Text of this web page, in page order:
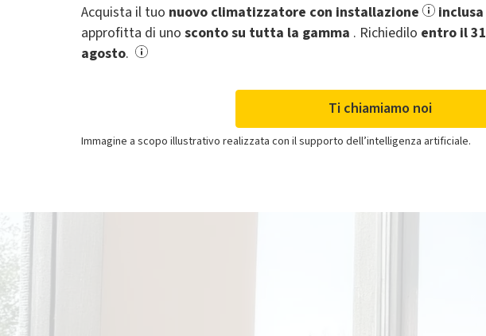
Acquista il tuo nuovo climatizzatore con installazione inclusa
approfitta di uno sconto su tutta la gamma .​ Richiedilo entro il 31
agosto.
Ti chiamiamo noi
Immagine a scopo illustrativo realizzata con il supporto dell’intelligenza artificiale.